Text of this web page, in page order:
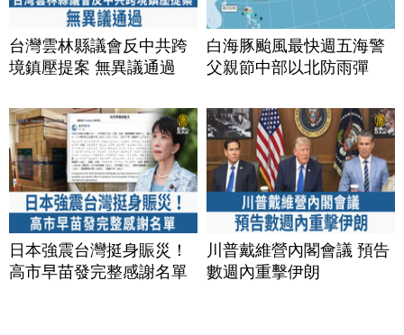
台灣雲林縣議會反中共跨
境鎮壓提案 無異議通過
白海豚颱風最快週五海警
父親節中部以北防雨彈
日本強震台灣挺身賑災！
高市早苗發完整感謝名單
川普戴維營內閣會議 預告
數週內重擊伊朗